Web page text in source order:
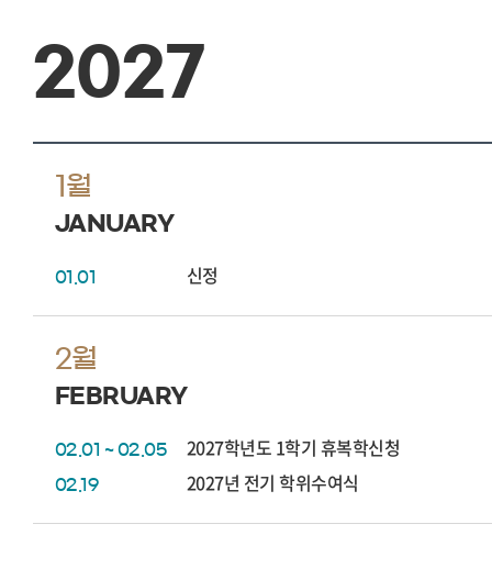
2027
1월
JANUARY
01.01 신정
2월
FEBRUARY
02.01 ~ 02.05 2027학년도 1학기 휴복학신청
02.19 2027년 전기 학위수여식